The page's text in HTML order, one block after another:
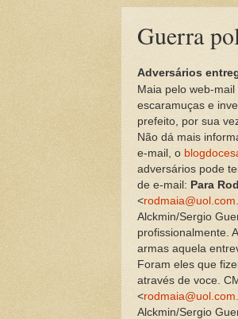
Guerra
Adversários
Maia pelo web-
escaramuças e
prefeito, por sua
Não dá mais
e-mail, o
adversários pode
de e-mail: Para
<
Alckmin/Sergio
profissionalmente.
armas aquela
Foram eles que
através de voce.
<
Alckmin/Sergio